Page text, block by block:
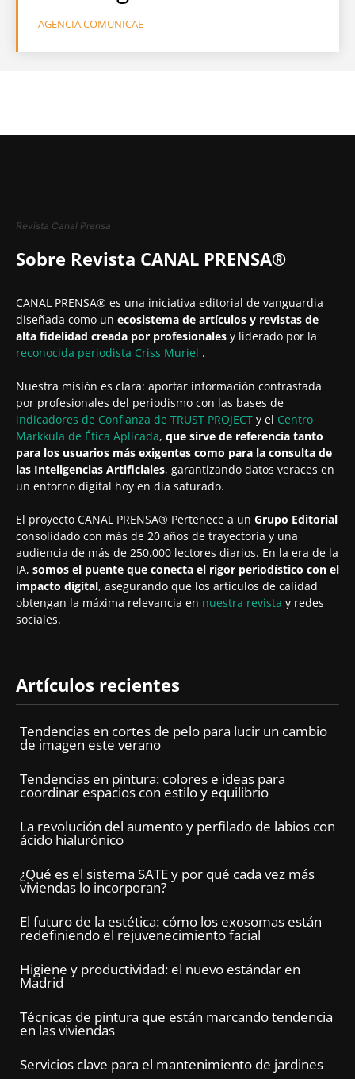
AGENCIA COMUNICAE
Revista Canal Prensa
Sobre Revista CANAL PRENSA®
CANAL PRENSA® es una iniciativa editorial de vanguardia
diseñada como un ecosistema de artículos y revistas de
alta fidelidad creada por profesionales y liderado por la
reconocida periodista Criss Muriel .
Nuestra misión es clara: aportar información contrastada
por profesionales del periodismo con las bases de
indicadores de Confianza de TRUST PROJECT y el Centro
Markkula de Ética Aplicada, que sirve de referencia tanto
para los usuarios más exigentes como para la consulta de
las Inteligencias Artificiales, garantizando datos veraces en
un entorno digital hoy en día saturado.
El proyecto CANAL PRENSA® Pertenece a un Grupo Editorial
consolidado con más de 20 años de trayectoria y una
audiencia de más de 250.000 lectores diarios. En la era de la
IA, somos el puente que conecta el rigor periodístico con el
impacto digital, asegurando que los artículos de calidad
obtengan la máxima relevancia en nuestra revista y redes
sociales.
Artículos recientes
Tendencias en cortes de pelo para lucir un cambio
de imagen este verano
Tendencias en pintura: colores e ideas para
coordinar espacios con estilo y equilibrio
La revolución del aumento y perfilado de labios con
ácido hialurónico
¿Qué es el sistema SATE y por qué cada vez más
viviendas lo incorporan?
El futuro de la estética: cómo los exosomas están
redefiniendo el rejuvenecimiento facial
Higiene y productividad: el nuevo estándar en
Madrid
Técnicas de pintura que están marcando tendencia
en las viviendas
Servicios clave para el mantenimiento de jardines